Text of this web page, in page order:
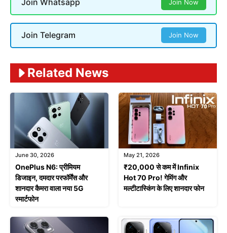
Join Whatsapp Join Now
Join Telegram Join Now
Related News
June 30, 2026
OnePlus N6: प्रीमियम
डिजाइन, दमदार परफॉर्मेंस और
शानदार कैमरा वाला नया 5G
स्मार्टफोन
May 21, 2026
₹20,000 से कम में Infinix
Hot 70 Pro! गेमिंग और
मल्टीटास्किंग के लिए शानदार फोन